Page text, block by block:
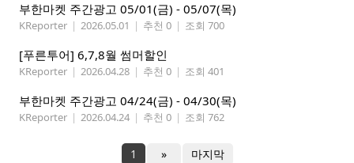
부한마켓 주간광고 05/01(금) - 05/07(목)
KReporter | 2026.05.01 | 추천 0 | 조회 700
[푸른투어] 6,7,8월 썸머할인
KReporter | 2026.04.28 | 추천 0 | 조회 401
부한마켓 주간광고 04/24(금) - 04/30(목)
KReporter | 2026.04.24 | 추천 0 | 조회 762
1 » 마지막